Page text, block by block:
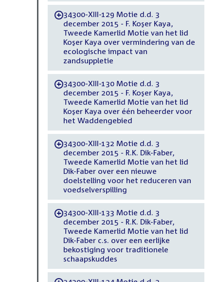
-34300-XIII-129 Motie d.d. 3
december 2015 - F. Koşer Kaya,
Tweede Kamerlid Motie van het lid
Koşer Kaya over vermindering van de
ecologische impact van
zandsuppletie
-34300-XIII-130 Motie d.d. 3
december 2015 - F. Koşer Kaya,
Tweede Kamerlid Motie van het lid
Koşer Kaya over één beheerder voor
het Waddengebied
-34300-XIII-132 Motie d.d. 3
december 2015 - R.K. Dik-Faber,
Tweede Kamerlid Motie van het lid
Dik-Faber over een nieuwe
doelstelling voor het reduceren van
voedselverspilling
-34300-XIII-133 Motie d.d. 3
december 2015 - R.K. Dik-Faber,
Tweede Kamerlid Motie van het lid
Dik-Faber c.s. over een eerlijke
bekostiging voor traditionele
schaapskuddes